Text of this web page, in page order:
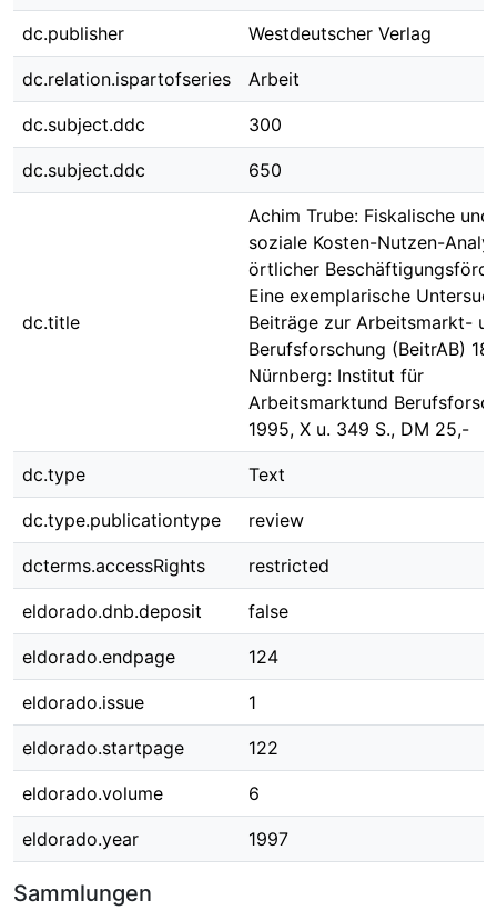
dc.publisher Westdeutscher Verlag
dc.relation.ispartofseries Arbeit
dc.subject.ddc 300
dc.subject.ddc 650
dc.title
Achim Trube: Fiskalische und
soziale Kosten-Nutzen-
örtlicher
Eine exemplarische
Beiträge zur Arbeitsmarkt-
Berufsforschung (BeitrAB)
Nürnberg: Institut für
Arbeitsmarktund
1995, X u. 349 S., DM 25,-
dc.type Text
dc.type.publicationtype review
dcterms.accessRights restricted
eldorado.dnb.deposit false
eldorado.endpage 124
eldorado.issue 1
eldorado.startpage 122
eldorado.volume 6
eldorado.year 1997
Sammlungen